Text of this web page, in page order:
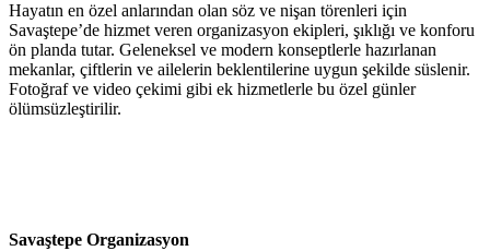
Hayatın en özel anlarından olan söz ve nişan törenleri için
Savaştepe’de hizmet veren organizasyon ekipleri, şıklığı ve konforu
ön planda tutar. Geleneksel ve modern konseptlerle hazırlanan
mekanlar, çiftlerin ve ailelerin beklentilerine uygun şekilde süslenir.
Fotoğraf ve video çekimi gibi ek hizmetlerle bu özel günler
ölümsüzleştirilir.
Savaştepe Organizasyon